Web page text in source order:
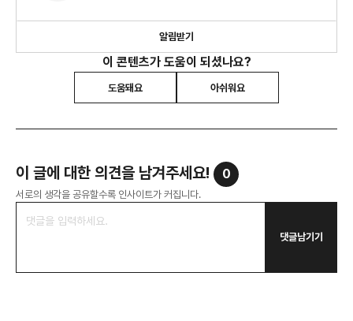
알림받기
이 콘텐츠가 도움이 되셨나요?
도움돼요 아쉬워요
이 글에 대한 의견을 남겨주세요! 0
서로의 생각을 공유할수록 인사이트가 커집니다.
댓글남기기